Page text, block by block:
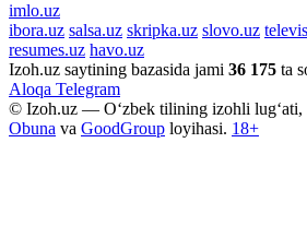
imlo.uz
ibora.uz salsa.uz skripka.uz slovo.uz
resumes.uz havo.uz
Izoh.uz saytining bazasida jami 36 175 ta
Aloqa Telegram
© Izoh.uz — O‘zbek tilining izohli lug‘ati,
Obuna va GoodGroup loyihasi. 18+